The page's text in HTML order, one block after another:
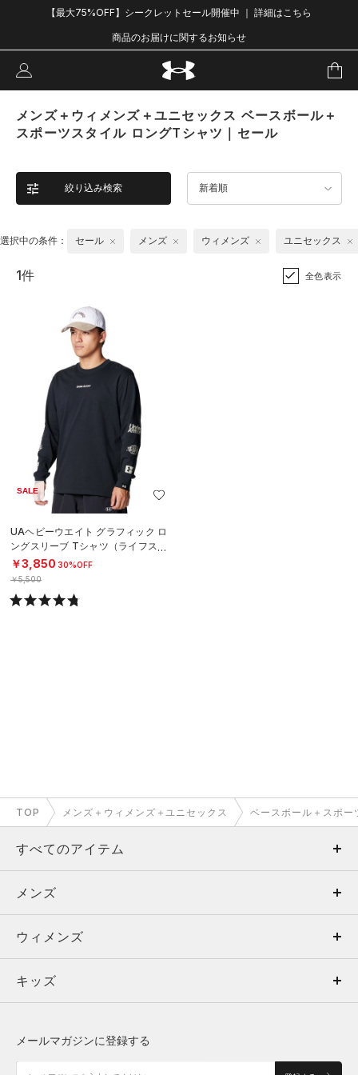
【最大75%OFF】シークレットセール開催中 ｜ 詳細はこちら
商品のお届けに関するお知らせ
メンズ＋ウィメンズ＋ユニセックス ベースボール＋
スポーツスタイル ロングTシャツ｜セール
絞り込み検索 新着順
選択中の条件： セール メンズ ウィメンズ ユニセックス
1件 全色表示
SALE
UAヘビーウエイト グラフィック ロ
ングスリーブ Tシャツ（ライフスタ
イル/MEN）
￥3,850 30%OFF
￥5,500
TOP メンズ＋ウィメンズ＋ユニセックス ベースボール＋スポー
すべてのアイテム
メンズ
ウィメンズ
キッズ
メンズ
トップス
ボトムス
アクセサリー
ウィメンズ
トップス
シューズ
キッズ
メールマガジンに登録する